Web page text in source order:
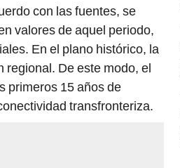
con las fuentes, se
valores de aquel periodo,
En el plano histórico, la
regional. De este modo, el
primeros 15 años de
transfronteriza.